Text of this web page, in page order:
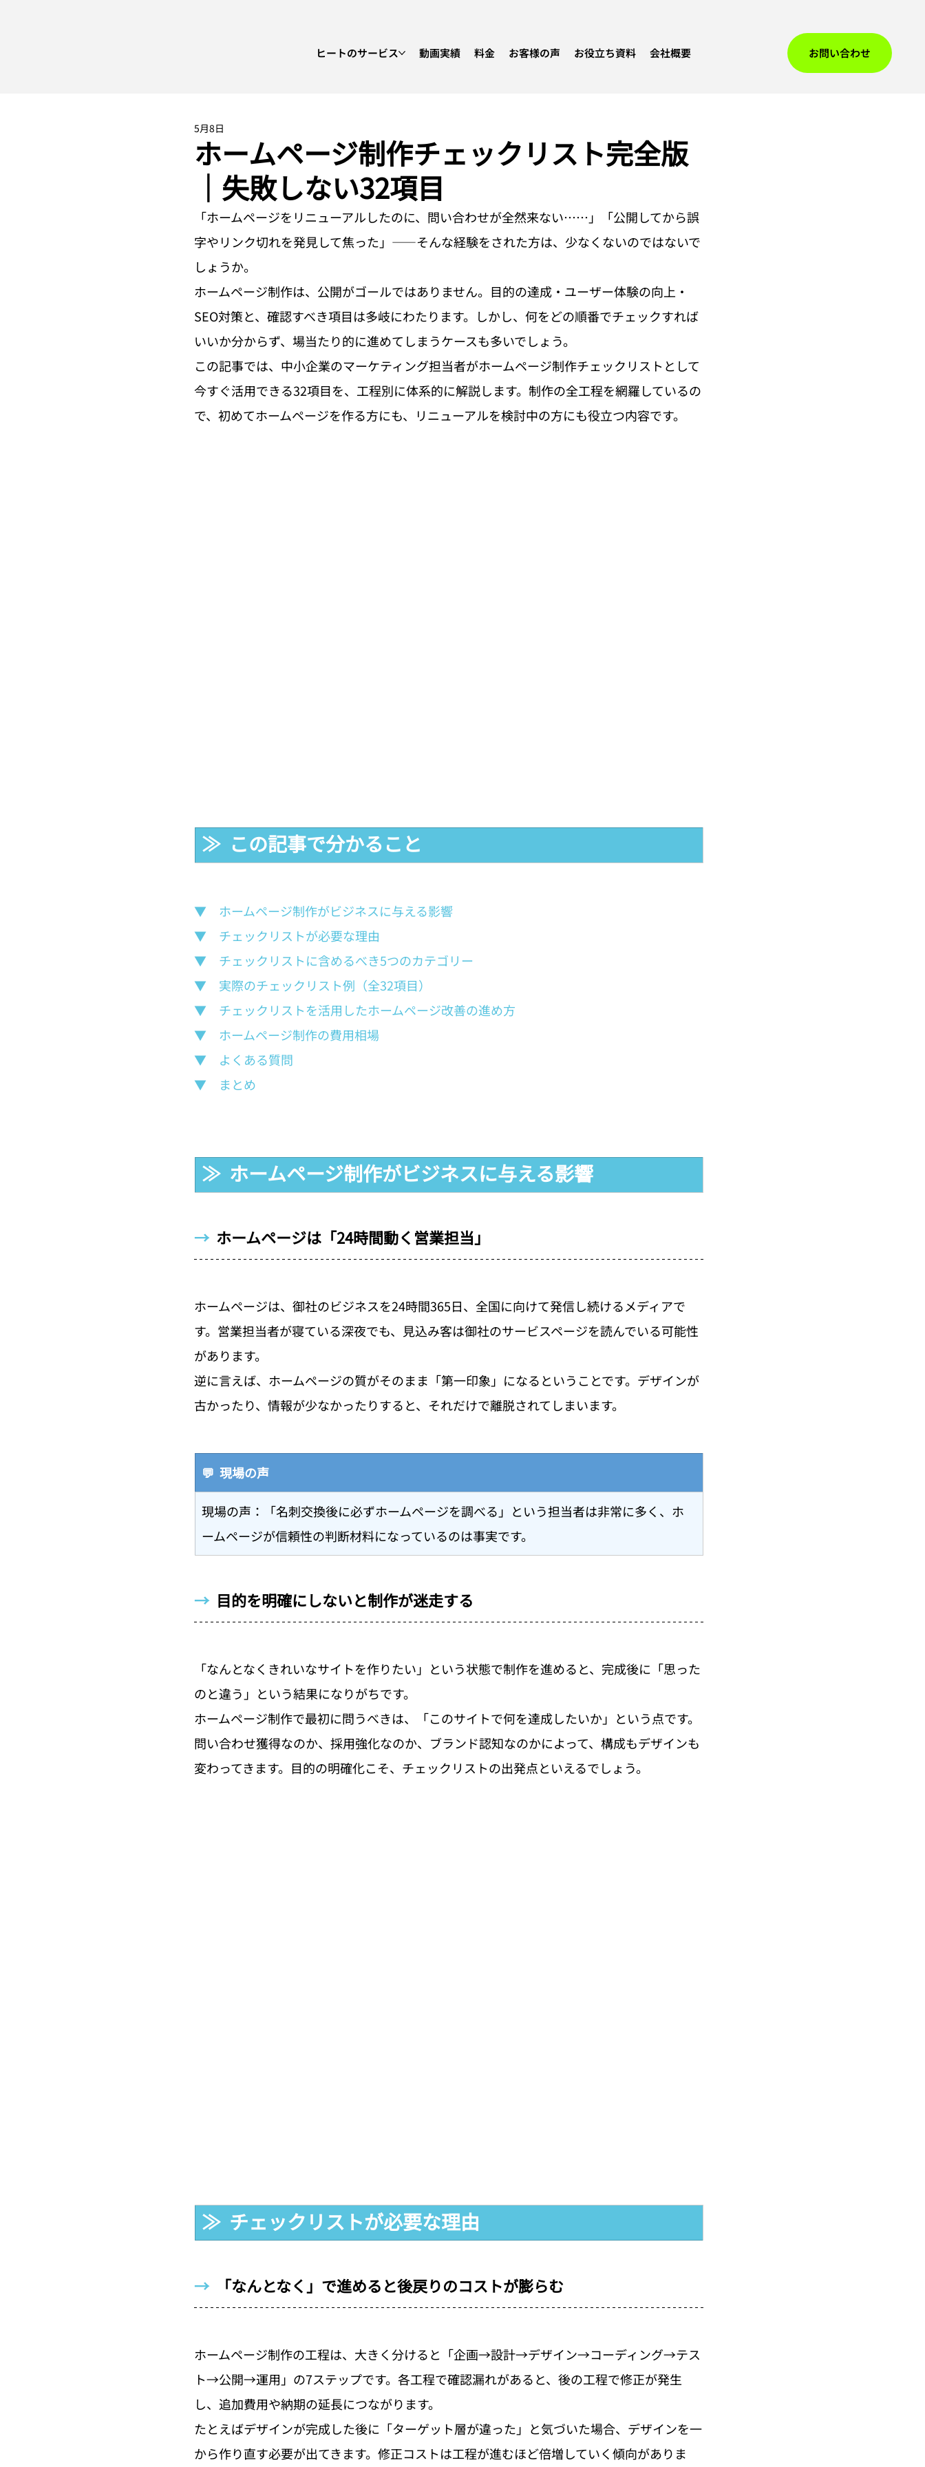
お問い合わせ
ヒートのサービス 動画実績 料金 お客様の声 お役立ち資料 会社概要
ホームページ制作チェックリスト完全版
｜失敗しない32項目
5月8日
「ホームページをリニューアルしたのに、問い合わせが全然来ない……」「公開してから誤
字やリンク切れを発見して焦った」——そんな経験をされた方は、少なくないのではないで
しょうか。
ホームページ制作は、公開がゴールではありません。目的の達成・ユーザー体験の向上・
SEO対策と、確認すべき項目は多岐にわたります。しかし、何をどの順番でチェックすれば
いいか分からず、場当たり的に進めてしまうケースも多いでしょう。
この記事では、中小企業のマーケティング担当者がホームページ制作チェックリストとして
今すぐ活用できる32項目を、工程別に体系的に解説します。制作の全工程を網羅しているの
で、初めてホームページを作る方にも、リニューアルを検討中の方にも役立つ内容です。
≫  この記事で分かること
▼　ホームページ制作がビジネスに与える影響
▼　チェックリストが必要な理由
▼　チェックリストに含めるべき5つのカテゴリー
▼　実際のチェックリスト例（全32項目）
▼　チェックリストを活用したホームページ改善の進め方
▼　ホームページ制作の費用相場
▼　よくある質問
▼　まとめ
≫  ホームページ制作がビジネスに与える影響
→ ホームページは「24時間動く営業担当」
ホームページは、御社のビジネスを24時間365日、全国に向けて発信し続けるメディアで
す。営業担当者が寝ている深夜でも、見込み客は御社のサービスページを読んでいる可能性
があります。
逆に言えば、ホームページの質がそのまま「第一印象」になるということです。デザインが
古かったり、情報が少なかったりすると、それだけで離脱されてしまいます。
💬  現場の声
現場の声：「名刺交換後に必ずホームページを調べる」という担当者は非常に多く、ホ
ームページが信頼性の判断材料になっているのは事実です。
→ 目的を明確にしないと制作が迷走する
「なんとなくきれいなサイトを作りたい」という状態で制作を進めると、完成後に「思った
のと違う」という結果になりがちです。
ホームページ制作で最初に問うべきは、「このサイトで何を達成したいか」という点です。
問い合わせ獲得なのか、採用強化なのか、ブランド認知なのかによって、構成もデザインも
変わってきます。目的の明確化こそ、チェックリストの出発点といえるでしょう。
≫  チェックリストが必要な理由
→ 「なんとなく」で進めると後戻りのコストが膨らむ
ホームページ制作の工程は、大きく分けると「企画→設計→デザイン→コーディング→テス
ト→公開→運用」の7ステップです。各工程で確認漏れがあると、後の工程で修正が発生
し、追加費用や納期の延長につながります。
たとえばデザインが完成した後に「ターゲット層が違った」と気づいた場合、デザインを一
から作り直す必要が出てきます。修正コストは工程が進むほど倍増していく傾向がありま